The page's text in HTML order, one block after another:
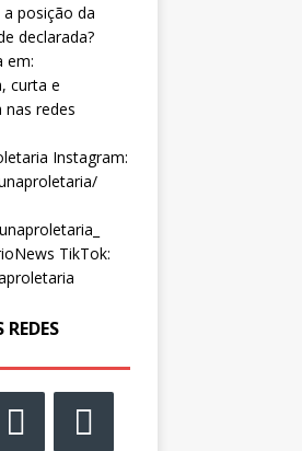
posição da
declarada?
em:
curta e
redes
Instagram:
TikTok: